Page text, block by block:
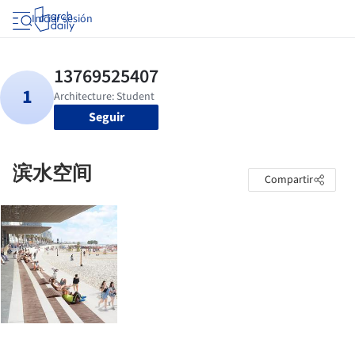
Iniciar sesión
Seguir
滨水空间 Compartir